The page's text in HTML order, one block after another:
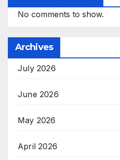
No comments to show.
Archives
July 2026
June 2026
May 2026
April 2026